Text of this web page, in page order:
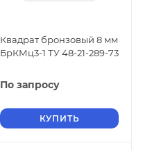
Квадрат бронзовый 8 мм
БрКМц3-1 ТУ 48-21-289-73
По запросу
КУПИТЬ